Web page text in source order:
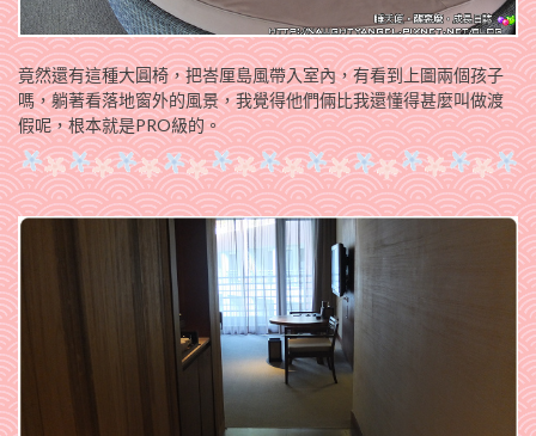
竟然還有這種大圓椅，把峇厘島風帶入室內，有看到上圖兩個孩子
嗎，躺著看落地窗外的風景，我覺得他們倆比我還懂得甚麼叫做渡
假呢，根本就是PRO級的。